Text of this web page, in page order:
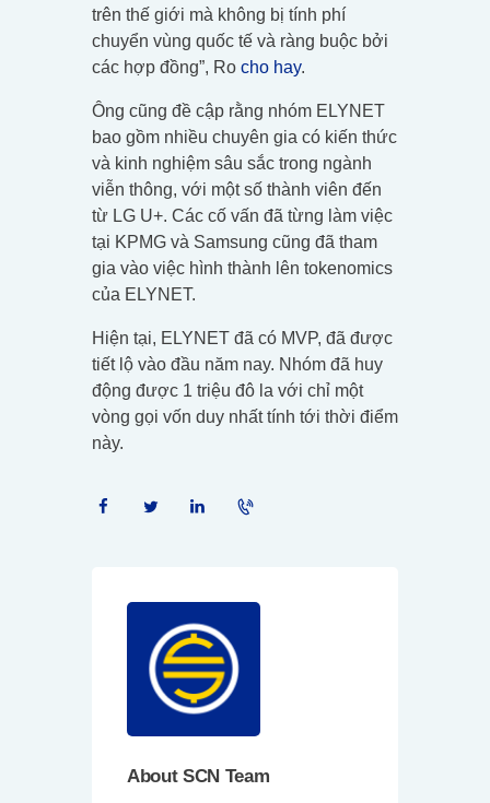
trên thế giới mà không bị tính phí
chuyển vùng quốc tế và ràng buộc bởi
các hợp đồng”, Ro cho hay.
Ông cũng đề cập rằng nhóm ELYNET
bao gồm nhiều chuyên gia có kiến thức
và kinh nghiệm sâu sắc trong ngành
viễn thông, với một số thành viên đến
từ LG U+. Các cố vấn đã từng làm việc
tại KPMG và Samsung cũng đã tham
gia vào việc hình thành lên tokenomics
của ELYNET.
Hiện tại, ELYNET đã có MVP, đã được
tiết lộ vào đầu năm nay. Nhóm đã huy
động được 1 triệu đô la với chỉ một
vòng gọi vốn duy nhất tính tới thời điểm
này.
About SCN Team